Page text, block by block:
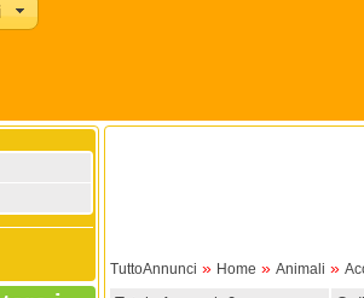
TuttoAnnunci » Home » Animali »